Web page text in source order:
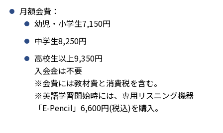
月額会費：
幼児・小学生7,150円
中学生8,250円
高校生以上9,350円
入会金は不要
※会費には教材費と消費税を含む。
※英語学習開始時には、専用リスニング機器
「E-Pencil」6,600円(税込)を購入。